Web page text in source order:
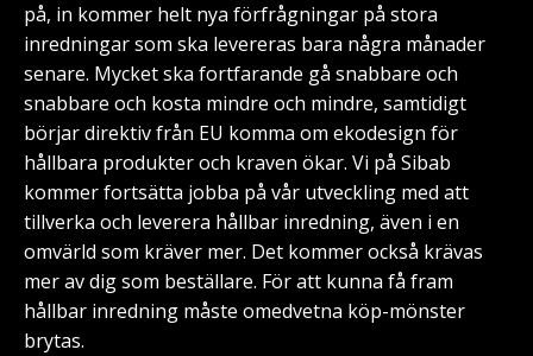
på, in kommer helt nya förfrågningar på stora
inredningar som ska levereras bara några månader
senare. Mycket ska fortfarande gå snabbare och
snabbare och kosta mindre och mindre, samtidigt
börjar direktiv från EU komma om ekodesign för
hållbara produkter och kraven ökar. Vi på Sibab
kommer fortsätta jobba på vår utveckling med att
tillverka och leverera hållbar inredning, även i en
omvärld som kräver mer. Det kommer också krävas
mer av dig som beställare. För att kunna få fram
hållbar inredning måste omedvetna köp-mönster
brytas.